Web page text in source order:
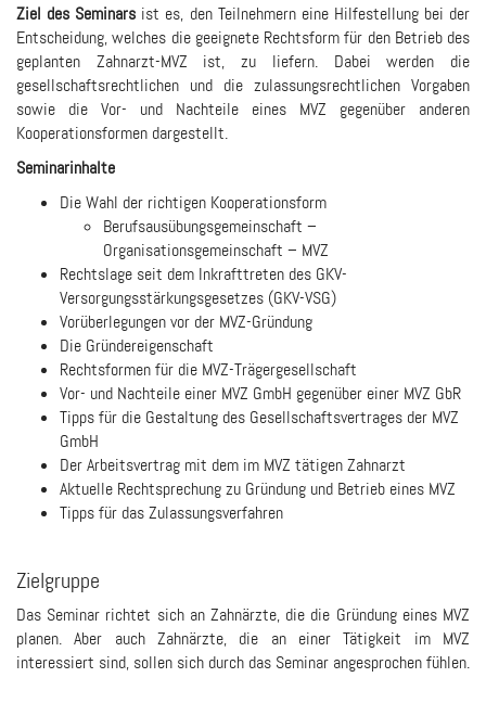
Ziel des Seminars ist es, den Teilnehmern eine Hilfestellung bei der
Entscheidung, welches die geeignete Rechtsform für den Betrieb des
geplanten Zahnarzt-MVZ ist, zu liefern. Dabei werden die
gesellschaftsrechtlichen und die zulassungsrechtlichen Vorgaben
sowie die Vor- und Nachteile eines MVZ gegenüber anderen
Kooperationsformen dargestellt.
Seminarinhalte
Die Wahl der richtigen Kooperationsform
Berufsausübungsgemeinschaft –
Organisationsgemeinschaft – MVZ
Rechtslage seit dem Inkrafttreten des GKV-
Versorgungsstärkungsgesetzes (GKV-VSG)
Vorüberlegungen vor der MVZ-Gründung
Die Gründereigenschaft
Rechtsformen für die MVZ-Trägergesellschaft
Vor- und Nachteile einer MVZ GmbH gegenüber einer MVZ GbR
Tipps für die Gestaltung des Gesellschaftsvertrages der MVZ
GmbH
Der Arbeitsvertrag mit dem im MVZ tätigen Zahnarzt
Aktuelle Rechtsprechung zu Gründung und Betrieb eines MVZ
Tipps für das Zulassungsverfahren
Zielgruppe
Das Seminar richtet sich an Zahnärzte, die die Gründung eines MVZ
planen. Aber auch Zahnärzte, die an einer Tätigkeit im MVZ
interessiert sind, sollen sich durch das Seminar angesprochen fühlen.